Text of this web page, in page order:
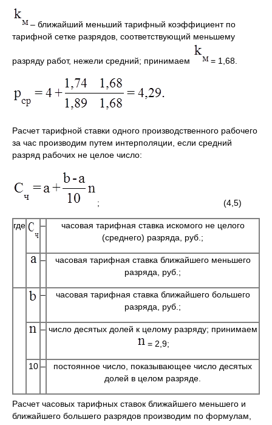
– ближайший меньший тарифный коэффициент по
тарифной сетке разрядов, соответствующий меньшему
разряду работ, нежели средний; принимаем = 1,68.
Расчет тарифной ставки одного производственного рабочего
за час производим путем интерполяции, если средний
разряд рабочих не целое число:
; (4,5)
где –
часовая тарифная ставка искомого не целого
(среднего) разряда, руб.;
–
часовая тарифная ставка ближайшего меньшего
разряда, руб.;
–
часовая тарифная ставка ближайшего большего
разряда, руб.;
– число десятых долей к целому разряду; принимаем
= 2,9;
10 –
постоянное число, показывающее число десятых
долей в целом разряде.
Расчет часовых тарифных ставок ближайшего меньшего и
ближайшего большего разрядов производим по формулам,